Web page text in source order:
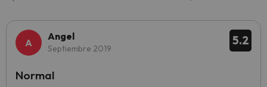
5.2
Angel
Septiembre 2019
Normal